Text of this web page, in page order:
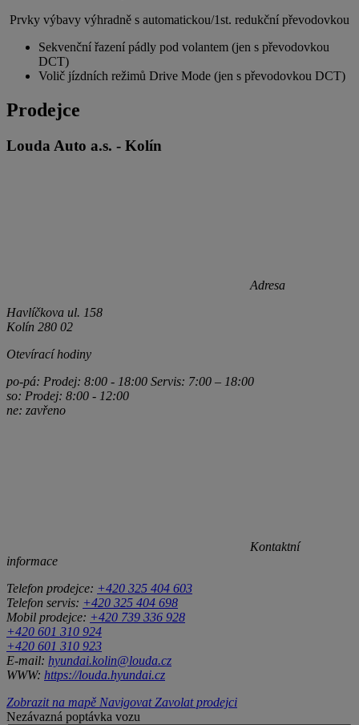
Prvky výbavy výhradně s automatickou/1st. redukční převodovkou
Sekvenční řazení pádly pod volantem (jen s převodovkou
DCT)
Volič jízdních režimů Drive Mode (jen s převodovkou DCT)
Prodejce
Louda Auto a.s. - Kolín
Adresa
Havlíčkova ul. 158
Kolín 280 02
Otevírací hodiny
po-pá: Prodej: 8:00 - 18:00 Servis: 7:00 – 18:00
so: Prodej: 8:00 - 12:00
ne: zavřeno
Kontaktní
informace
Telefon prodejce: +420 325 404 603
Telefon servis: +420 325 404 698
Mobil prodejce: +420 739 336 928
+420 601 310 924
+420 601 310 923
E-mail: hyundai.kolin@louda.cz
WWW: https://louda.hyundai.cz
Zobrazit na mapě Navigovat Zavolat prodejci
Nezávazná poptávka vozu